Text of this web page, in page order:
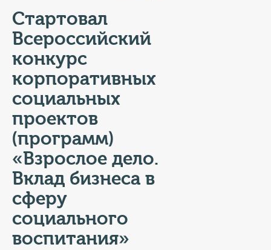
ТУРИСТАМ
КОНТАКТЫ
ГЕРОИ Z
КАТАЛОГ УСЛУГ
СЛУЖБА ПО КОНТРАКТУ
Стартовал
Всероссийский
конкурс
корпоративных
социальных
проектов
(программ)
«Взрослое дело.
Вклад бизнеса в
сферу
социального
воспитания»